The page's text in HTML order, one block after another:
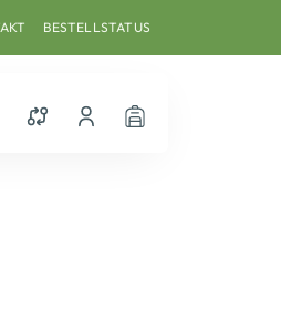
BESTELLSTATUS